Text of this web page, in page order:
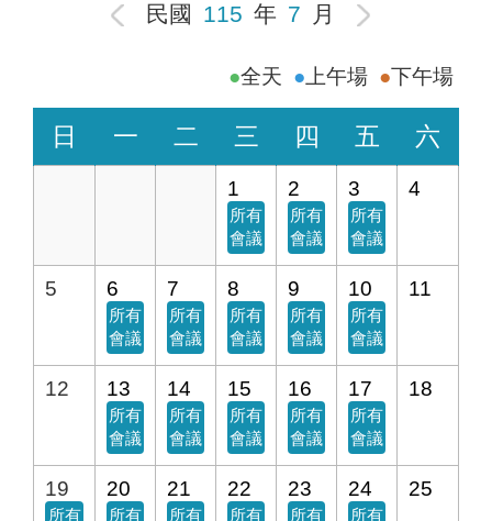
民國 115 年 7 月
全天 上午場 下午場
日 一 二 三 四 五 六
1
所有
會議
2
所有
會議
3
所有
會議
4
5 6
所有
會議
7
所有
會議
8
所有
會議
9
所有
會議
10
所有
會議
11
12 13
所有
會議
14
所有
會議
15
所有
會議
16
所有
會議
17
所有
會議
18
19
所有
20
所有
21
所有
22
所有
23
所有
24
所有
25